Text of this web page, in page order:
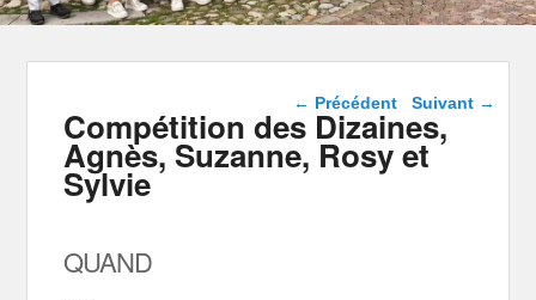
Navigation dans les
articles
← Précédent Suivant →
Compétition des Dizaines,
Agnès, Suzanne, Rosy et
Sylvie
QUAND